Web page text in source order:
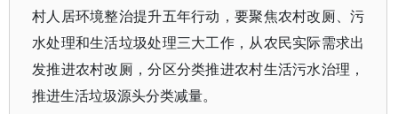
村人居环境整治提升五年行动，要聚焦农村改厕、污
水处理和生活垃圾处理三大工作，从农民实际需求出
发推进农村改厕，分区分类推进农村生活污水治理，
推进生活垃圾源头分类减量。